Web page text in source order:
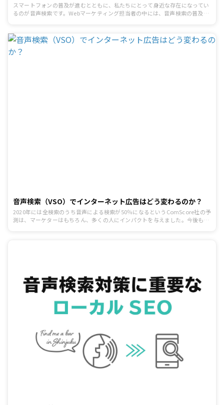
スマートフォンの普及が進むとともに、私たちにとって身近な存在になってい
るのが音声検索です。Webマーケティング担当者の中には、音声検索の普及に
最近の音声検索の傾向や今後行うべきSEO対策について解説します。今後さら
に増加する音声検索への対策としてお役立てください。
音声検索（VSO）でインターネット広告はどう変わるのか？
2020年には全検索のうち音声による検索が50％になるというComScore社の予
測は、マーケターはもちろん、多くの人にインパクトを与えました。今後も